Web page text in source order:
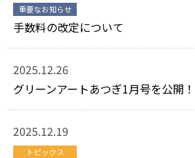
重要なお知らせ
手数料の改定について
2025.12.26
グリーンアートあつぎ1月号を公開！
2025.12.19
トピックス